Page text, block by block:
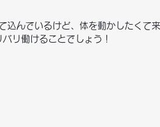
込んでいるけど、体を動かしたくて
リ働けることでしょう！